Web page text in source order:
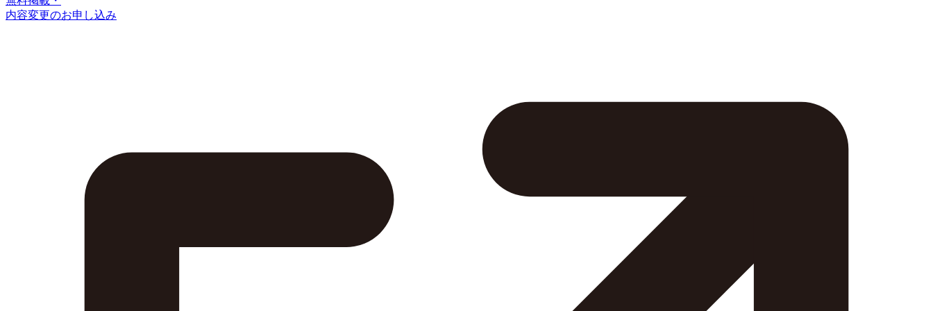
内容変更のお申し込み